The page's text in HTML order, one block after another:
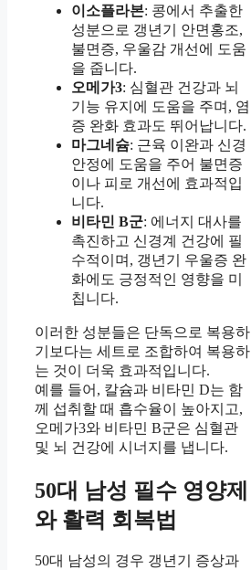
이소플라본: 콩에서 추출한
성분으로 갱년기 안면홍조,
불면증, 우울감 개선에 도움
을 줍니다.
오메가3: 심혈관 건강과 뇌
기능 유지에 도움을 주며, 염
증 완화 효과도 뛰어납니다.
마그네슘: 근육 이완과 신경
안정에 도움을 주어 불면증
이나 피로 개선에 효과적입
니다.
비타민 B군: 에너지 대사를
촉진하고 신경계 건강에 필
수적이며, 갱년기 우울증 완
화에도 긍정적인 영향을 미
칩니다.
이러한 성분들은 단독으로 복용하
기보다는 세트로 조합하여 복용하
는 것이 더욱 효과적입니다.
예를 들어, 칼슘과 비타민 D는 함
께 섭취할 때 흡수율이 높아지고,
오메가3와 비타민 B군은 심혈관
및 뇌 건강에 시너지를 냅니다.
50대 남성 필수 영양제
와 활력 회복법
50대 남성의 경우 갱년기 증상과